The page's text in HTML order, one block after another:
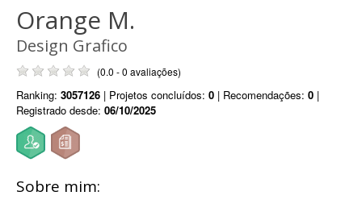
Orange M.
Design Grafico
(0.0 - 0 avaliações)
Ranking: 3057126 | Projetos concluídos: 0 | Recomendações: 0 |
Registrado desde: 06/10/2025
Sobre mim: